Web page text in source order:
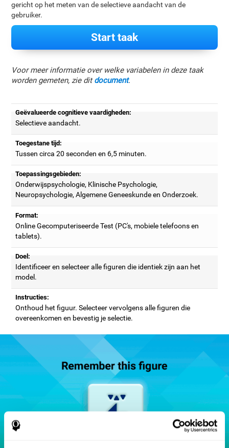
gericht op het meten van de selectieve aandacht van de
gebruiker.
Start taak
Voor meer informatie over welke variabelen in deze taak
worden gemeten, zie ditdocument.
Geëvalueerde cognitieve vaardigheden:
Selectieve aandacht.
Toegestane tijd:
Tussen circa 20 seconden en 6,5 minuten.
Toepassingsgebieden:
Onderwijspsychologie, Klinische Psychologie,
Neuropsychologie, Algemene Geneeskunde en Onderzoek.
Format:
Online Gecomputeriseerde Test (PC's, mobiele telefoons en
tablets).
Doel:
Identificeer en selecteer alle figuren die identiek zijn aan het
model.
Instructies:
Onthoud het figuur. Selecteer vervolgens alle figuren die
overeenkomen en bevestig je selectie.